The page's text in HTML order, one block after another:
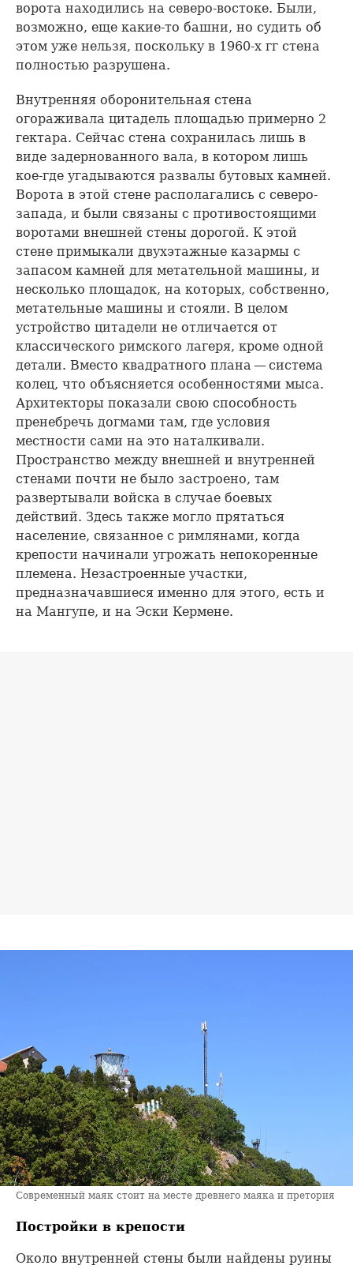
ворота находились на северо-востоке. Были,
возможно, еще какие-то башни, но судить об
этом уже нельзя, поскольку в 1960-х гг стена
полностью разрушена.
Внутренняя оборонительная стена
огораживала цитадель площадью примерно 2
гектара. Сейчас стена сохранилась лишь в
виде задернованного вала, в котором лишь
кое-где угадываются развалы бутовых камней.
Ворота в этой стене располагались с северо-
запада, и были связаны с противостоящими
воротами внешней стены дорогой. К этой
стене примыкали двухэтажные казармы с
запасом камней для метательной машины, и
несколько площадок, на которых, собственно,
метательные машины и стояли. В целом
устройство цитадели не отличается от
классического римского лагеря, кроме одной
детали. Вместо квадратного плана — система
колец, что объясняется особенностями мыса.
Архитекторы показали свою способность
пренебречь догмами там, где условия
местности сами на это наталкивали.
Пространство между внешней и внутренней
стенами почти не было застроено, там
развертывали войска в случае боевых
действий. Здесь также могло прятаться
население, связанное с римлянами, когда
крепости начинали угрожать непокоренные
племена. Незастроенные участки,
предназначавшиеся именно для этого, есть и
на Мангупе, и на Эски Кермене.
Современный маяк стоит на месте древнего маяка и претория
Постройки в крепости
Около внутренней стены были найдены руины